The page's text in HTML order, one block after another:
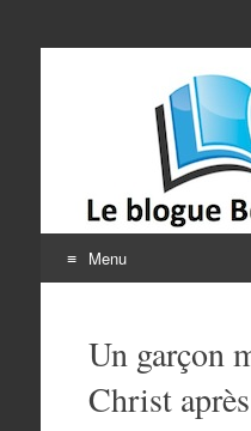
Le blogue
Menu
contenuUn garçon
Christ